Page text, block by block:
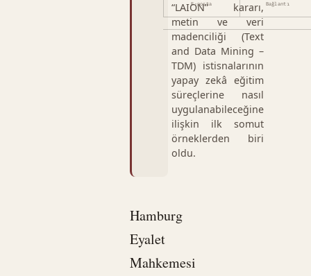
“LAION” kararı,
metin ve veri
madenciliği (Text
and Data Mining –
TDM) istisnalarının
yapay zekâ eğitim
süreçlerine nasıl
uygulanabileceğine
ilişkin ilk somut
örneklerden biri
oldu.
Hamburg
Eyalet
Mahkemesi
E-posta Bağlantı